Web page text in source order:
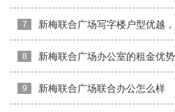
7 新梅联合广场写字楼户型优越
8 新梅联合广场办公室的租金优势
9 新梅联合广场联合办公怎么样